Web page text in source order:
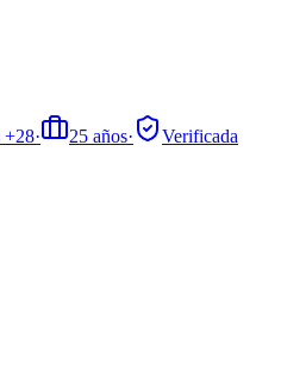
+28· 25 años·
Verificada